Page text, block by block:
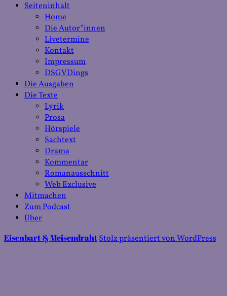
Seiteninhalt
Home
Die Autor*innen
Livetermine
Kontakt
Impressum
DSGVDings
Die Ausgaben
Die Texte
Lyrik
Prosa
Hörspiele
Sachtext
Drama
Kommentar
Romanausschnitt
Web Exclusive
Mitmachen
Zum Podcast
Über
Eisenbart & MeisendrahtStolz präsentiert von WordPress